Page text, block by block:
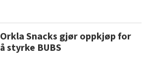
Orkla Snacks gjør oppkjøp for
å styrke BUBS